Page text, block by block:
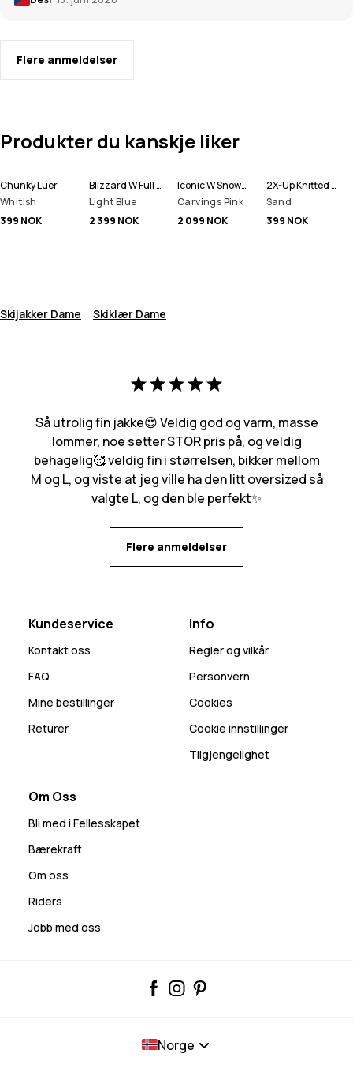
Flere anmeldelser
Produkter du kanskje liker
Chunky Luer
Whitish
399 NOK
Blizzard W Full Zip Snowboardjakke Dame
Light Blue
2 399 NOK
Iconic W Snowboardbukse Dame
Carvings Pink
2 099 NOK
2X-Up Knitted Ansiktsmasker
Sand
399 NOK
Skijakker Dame Skiklær Dame
Så utrolig fin jakke😍 Veldig god og varm, masse
lommer, noe setter STOR pris på, og veldig
behagelig🥰 veldig fin i størrelsen, bikker mellom
M og L, og viste at jeg ville ha den litt oversized så
valgte L, og den ble perfekt✨
Flere anmeldelser
Kundeservice
Kontakt oss
FAQ
Mine bestillinger
Returer
Info
Regler og vilkår
Personvern
Cookies
Cookie innstillinger
Tilgjengelighet
Om Oss
Bli med i Fellesskapet
Bærekraft
Om oss
Riders
Jobb med oss
Norge